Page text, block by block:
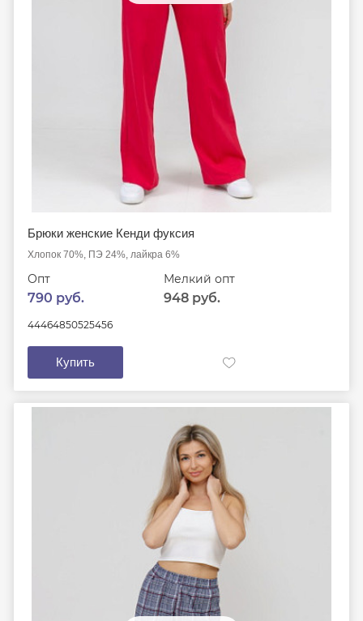
Брюки женские Кенди фуксия
Хлопок 70%, ПЭ 24%, лайкра 6%
Опт Мелкий опт
790 руб. 948 руб.
44464850525456
Купить